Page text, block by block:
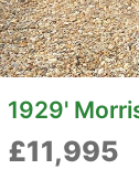
1929'
£11,995